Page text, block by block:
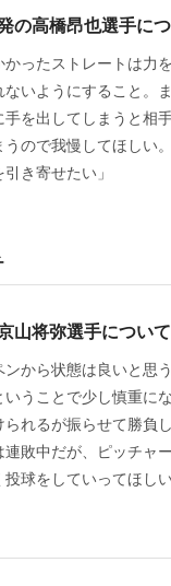
の高橋昂也選手に
かったストレートは力
ないようにすること。
手を出してしまうと相
うので我慢してほしい
き寄せたい」
山将弥選手について
ンから状態は良いと思
いうことで少し慎重に
れるが振らせて勝負
連敗中だが、ピッチャ
投球をしていってほしい